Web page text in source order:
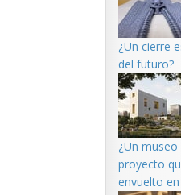
¿Un cierre
del futuro?
¿Un
proyecto
envuelto